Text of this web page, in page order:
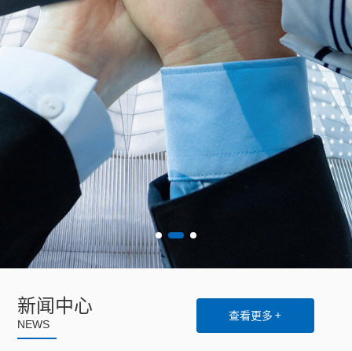
新闻中心
NEWS
查看更多 +